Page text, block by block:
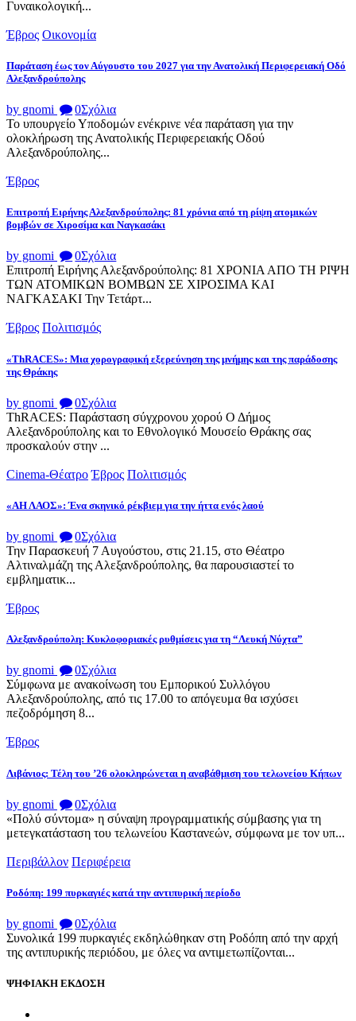
Γυναικολογική...
Έβρος Οικονομία
Παράταση έως τον Αύγουστο του 2027 για την Ανατολική Περιφερειακή Οδό
Αλεξανδρούπολης
by gnomi 0Σχόλια
Το υπουργείο Υποδομών ενέκρινε νέα παράταση για την
ολοκλήρωση της Ανατολικής Περιφερειακής Οδού
Αλεξανδρούπολης...
Έβρος
Επιτροπή Ειρήνης Αλεξανδρούπολης: 81 χρόνια από τη ρίψη ατομικών
βομβών σε Χιροσίμα και Ναγκασάκι
by gnomi 0Σχόλια
Επιτροπή Ειρήνης Αλεξανδρούπολης: 81 ΧΡΟΝΙΑ ΑΠΟ ΤΗ ΡΙΨΗ
ΤΩΝ ΑΤΟΜΙΚΩΝ ΒΟΜΒΩΝ ΣΕ ΧΙΡΟΣΙΜΑ ΚΑΙ
ΝΑΓΚΑΣΑΚΙ Την Τετάρτ...
Έβρος Πολιτισμός
«ThRACES»: Μια χορογραφική εξερεύνηση της μνήμης και της παράδοσης
της Θράκης
by gnomi 0Σχόλια
ThRACES: Παράσταση σύγχρονου χορού Ο Δήμος
Αλεξανδρούπολης και το Εθνολογικό Μουσείο Θράκης σας
προσκαλούν στην ...
Cinema-Θέατρο Έβρος Πολιτισμός
«ΑΗ ΛΑΟΣ»: Ένα σκηνικό ρέκβιεμ για την ήττα ενός λαού
by gnomi 0Σχόλια
Την Παρασκευή 7 Αυγούστου, στις 21.15, στο Θέατρο
Αλτιναλμάζη της Αλεξανδρούπολης, θα παρουσιαστεί το
εμβληματικ...
Έβρος
Αλεξανδρούπολη: Κυκλοφοριακές ρυθμίσεις για τη “Λευκή Νύχτα”
by gnomi 0Σχόλια
Σύμφωνα με ανακοίνωση του Εμπορικού Συλλόγου
Αλεξανδρούπολης, από τις 17.00 το απόγευμα θα ισχύσει
πεζοδρόμηση 8...
Έβρος
Λιβάνιος: Τέλη του ’26 ολοκληρώνεται η αναβάθμιση του τελωνείου Κήπων
by gnomi 0Σχόλια
«Πολύ σύντομα» η σύναψη προγραμματικής σύμβασης για τη
μετεγκατάσταση του τελωνείου Καστανεών, σύμφωνα με τον υπ...
Περιβάλλον Περιφέρεια
Ροδόπη: 199 πυρκαγιές κατά την αντιπυρική περίοδο
by gnomi 0Σχόλια
Συνολικά 199 πυρκαγιές εκδηλώθηκαν στη Ροδόπη από την αρχή
της αντιπυρικής περιόδου, με όλες να αντιμετωπίζονται...
ΨΗΦΙΑΚΗ ΕΚΔΟΣΗ